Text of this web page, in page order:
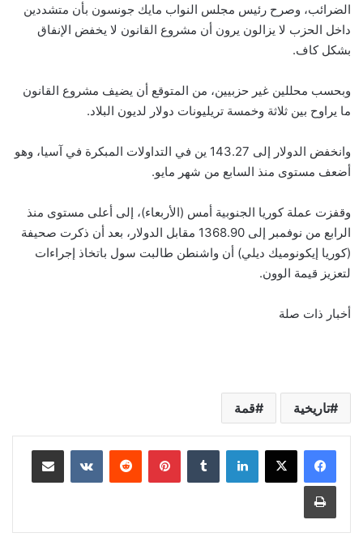
الضرائب، وصرح رئيس مجلس النواب مايك جونسون بأن متشددين
داخل الحزب لا يزالون يرون أن مشروع القانون لا يخفض الإنفاق
بشكل كاف.
وبحسب محللين غير حزبيين، من المتوقع أن يضيف مشروع القانون
ما يراوح بين ثلاثة وخمسة تريليونات دولار لديون البلاد.
وانخفض الدولار إلى 143.27 ين في التداولات المبكرة في آسيا، وهو
أضعف مستوى منذ السابع من شهر مايو.
وقفزت عملة كوريا الجنوبية أمس (الأربعاء)، إلى أعلى مستوى منذ
الرابع من نوفمبر إلى 1368.90 مقابل الدولار، بعد أن ذكرت صحيفة
(كوريا إيكونوميك ديلي) أن واشنطن طالبت سول باتخاذ إجراءات
لتعزيز قيمة الوون.
أخبار ذات صلة
تاريخية قمة
لينكدإن بينتيريست